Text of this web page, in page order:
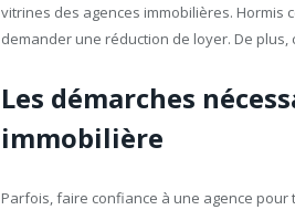
vitrines des agences immobilières. Hormis
demander une réduction de loyer. De
Les démarches
immobilière
Parfois, faire confiance à une agence